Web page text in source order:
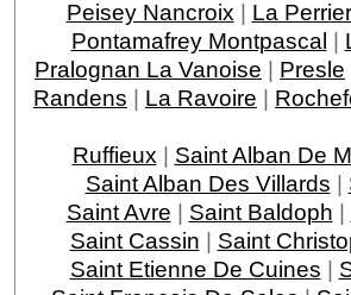
Peisey Nancroix | La
Pontamafrey Montpascal |
Pralognan La Vanoise | Presle
Randens | La Ravoire |
Ruffieux | Saint Alban De
Saint Alban Des Villards |
Saint Avre | Saint Baldoph |
Saint Cassin | Saint
Saint Etienne De Cuines |